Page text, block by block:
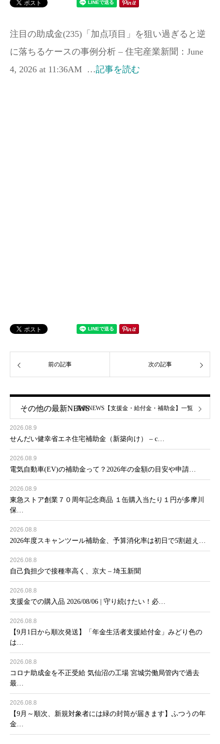
注目の助成金(235)「加点項目」を狙い過ぎると逆
に落ちるケースの事例分析 – 住宅産業新聞：June
4, 2026 at 11:36AM …記事を読む
前の記事 次の記事
その他の最新NEWS
2026.08.9
せんだい健幸省エネ住宅補助金（新築向け） – c…
2026.08.9
電気自動車(EV)の補助金って？2026年の金額の目安や申請…
2026.08.9
東急ストア創業７０周年記念商品 １缶購入当たり１円が多摩川
保…
2026.08.8
2026年度スキャンツール補助金、予算消化率は初日で5割超え…
2026.08.8
自己負担少で接種率高く、京大 – 埼玉新聞
2026.08.8
支援金での購入品 2026/08/06 | 守り続けたい！必…
2026.08.8
【9月1日から順次発送】「年金生活者支援給付金」みどり色の
は…
2026.08.8
コロナ助成金を不正受給 気仙沼の工場 宮城労働局管内で過去
最…
2026.08.8
【9月～順次、新規対象者には緑の封筒が届きます】ふつうの年
金…
最新NEWS【支援金・給付金・補助金】一覧